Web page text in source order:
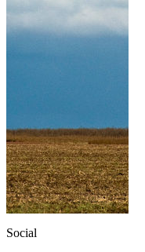
Social